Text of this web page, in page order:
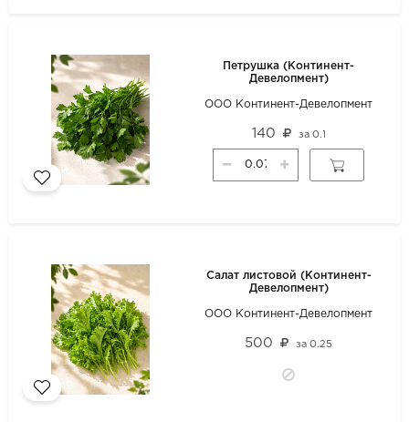
Петрушка (Континент-
Девелопмент)
ООО Континент-Девелопмент
140 за 0.1
Салат листовой (Континент-
Девелопмент)
ООО Континент-Девелопмент
500 за0.25